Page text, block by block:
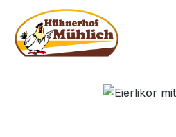
Bildergalerie überspringen